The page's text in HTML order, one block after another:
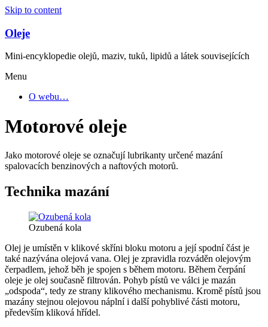
Skip to content
Oleje
Mini-encyklopedie olejů, maziv, tuků, lipidů a látek souvisejících
Menu
O webu…
Motorové oleje
Jako motorové oleje se označují lubrikanty určené mazání
spalovacích benzinových a naftových motorů.
Technika mazání
Ozubená kola
Olej je umístěn v klikové skříni bloku motoru a její spodní část je
také nazývána olejová vana. Olej je zpravidla rozváděn olejovým
čerpadlem, jehož běh je spojen s během motoru. Během čerpání
oleje je olej současně filtrován. Pohyb pístů ve válci je mazán
„odspoda“, tedy ze strany klikového mechanismu. Kromě pístů jsou
mazány stejnou olejovou náplní i další pohyblivé části motoru,
především kliková hřídel.